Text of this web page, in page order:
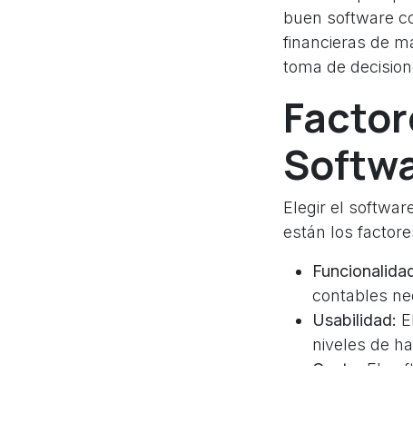
buen software
financieras de
toma de
Elegir el
están los
contables
Usabilidad:
niveles de
Costo:
El